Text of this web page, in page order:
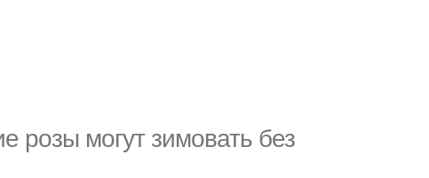
розы могут зимовать без